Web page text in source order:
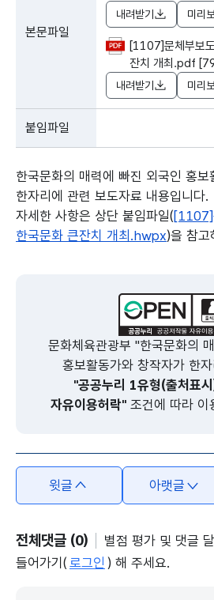
본문파일
내려받기 미리
[1107]문체부보
잔치 개최.pdf
내려받기 미리
붙임파일
한국문화의 매력에 빠진 외국인 홍보
한자리에 관련 보도자료 내용입니다.
자세한 사항은 상단 붙임파일([1107]
한국문화 큰잔치 개최.hwpx)을 참고
문화체육관광부 "한국문화의
홍보활동가와 창작자가 한
"공공누리 1유형(출처표
자유이용허락"조건에 따라 이
윗글 아랫글
전체댓글 (0)
별점 평가 및 댓글
들어가기( 로그인 ) 해 주세요.